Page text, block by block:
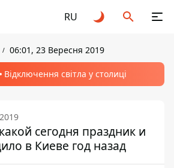
RU
06:01, 23 Вересня 2019
Відключення світла у столиці
сегодня праздник и
в Киеве год назад